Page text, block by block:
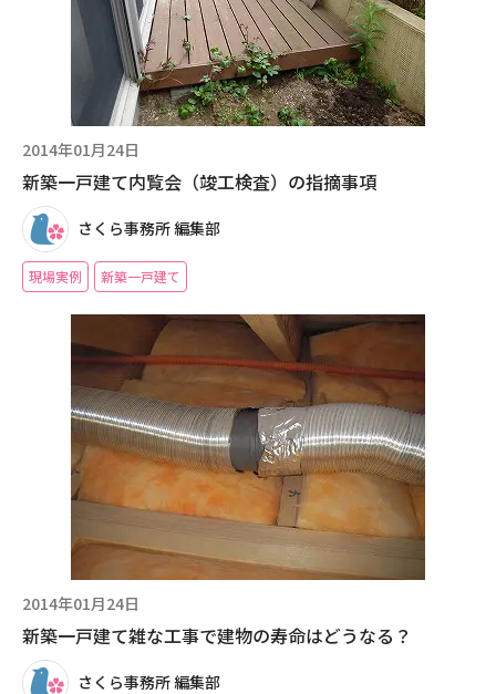
お知らせ・プレスリリース
現場事例・お役立ちコラム
さくら事務所について
採用情報
2014年01月24日
新築一戸建て内覧会（竣工検査）の指摘事項
さくら事務所 編集部
現場実例 新築一戸建て
2014年01月24日
新築一戸建て雑な工事で建物の寿命はどうなる？
さくら事務所 編集部